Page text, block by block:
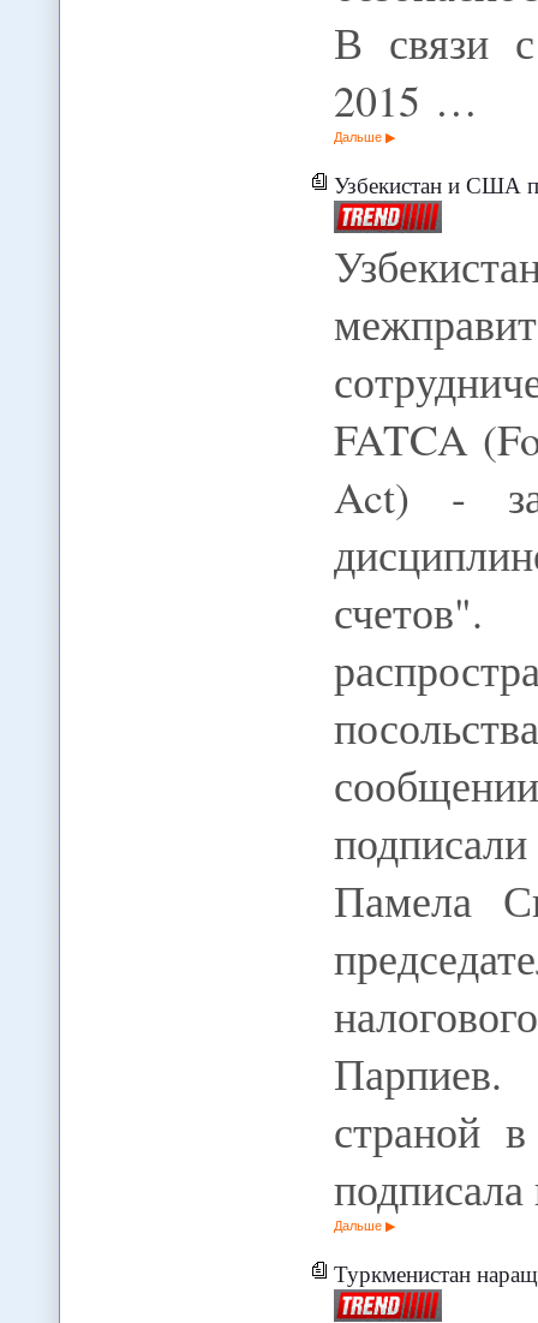
В связи с
2015 …
Дальше
Узбекистан и США
FATCA
Act) -
Памела
страной
Дальше
Туркменистан